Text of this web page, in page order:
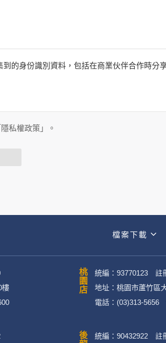
的身份識別資料，包括在商業伙伴合作時分
。對於您主動提供的個人資訊，這些廣告廠商
，在非經加密的保護下，不適用於何時旅行社
銷推廣活動。
號、社群．媒體帳號、網路平台申請之帳號及
私權政策」。
檔案下載
樓
桃園店
統編：93770123 註
地址：桃園市蘆竹區
電話：(03)313-5656
統編：90432922 註